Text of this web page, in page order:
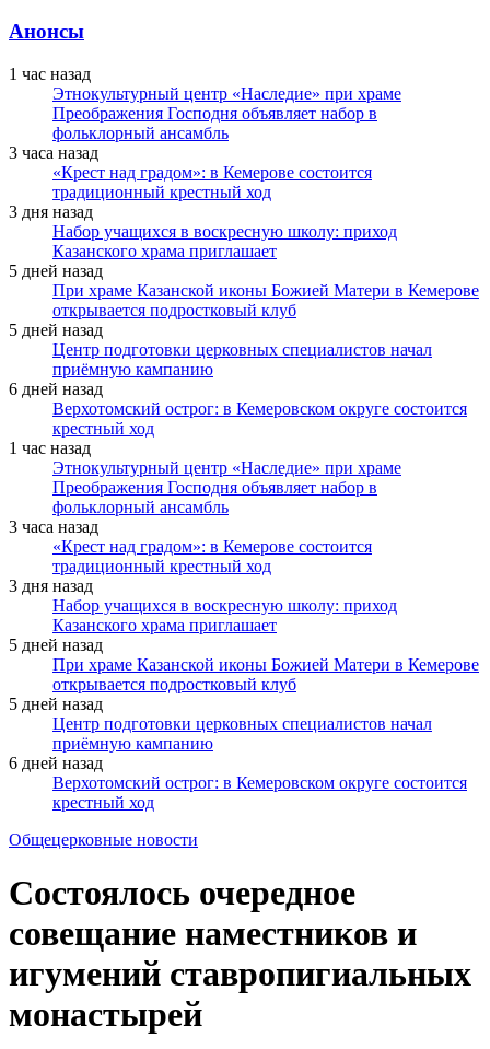
Анонсы
1 час назад
Этнокультурный центр «Наследие» при храме
Преображения Господня объявляет набор в
фольклорный ансамбль
3 часа назад
«Крест над градом»: в Кемерове состоится
традиционный крестный ход
3 дня назад
Набор учащихся в воскресную школу: приход
Казанского храма приглашает
5 дней назад
При храме Казанской иконы Божией Матери в Кемерове
открывается подростковый клуб
5 дней назад
Центр подготовки церковных специалистов начал
приёмную кампанию
6 дней назад
Верхотомский острог: в Кемеровском округе состоится
крестный ход
1 час назад
Этнокультурный центр «Наследие» при храме
Преображения Господня объявляет набор в
фольклорный ансамбль
3 часа назад
«Крест над градом»: в Кемерове состоится
традиционный крестный ход
3 дня назад
Набор учащихся в воскресную школу: приход
Казанского храма приглашает
5 дней назад
При храме Казанской иконы Божией Матери в Кемерове
открывается подростковый клуб
5 дней назад
Центр подготовки церковных специалистов начал
приёмную кампанию
6 дней назад
Верхотомский острог: в Кемеровском округе состоится
крестный ход
Общецерковные новости
Состоялось очередное
совещание наместников и
игумений ставропигиальных
монастырей